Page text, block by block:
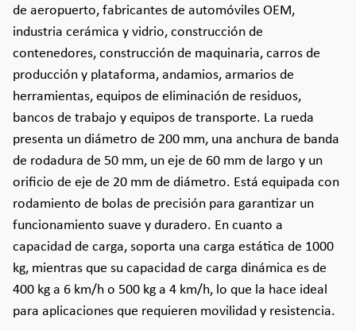
de aeropuerto, fabricantes de automóviles OEM,
industria cerámica y vidrio, construcción de
contenedores, construcción de maquinaria, carros de
producción y plataforma, andamios, armarios de
herramientas, equipos de eliminación de residuos,
bancos de trabajo y equipos de transporte. La rueda
presenta un diámetro de 200 mm, una anchura de banda
de rodadura de 50 mm, un eje de 60 mm de largo y un
orificio de eje de 20 mm de diámetro. Está equipada con
rodamiento de bolas de precisión para garantizar un
funcionamiento suave y duradero. En cuanto a
capacidad de carga, soporta una carga estática de 1000
kg, mientras que su capacidad de carga dinámica es de
400 kg a 6 km/h o 500 kg a 4 km/h, lo que la hace ideal
para aplicaciones que requieren movilidad y resistencia.